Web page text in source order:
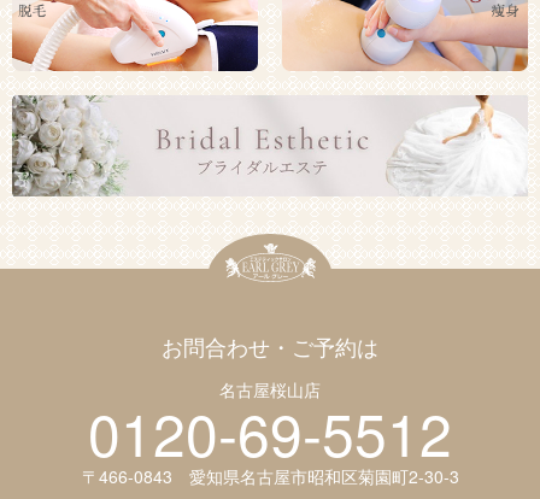
お問合わせ・ご予約は
名古屋桜山店
0120-69-5512
〒466-0843 愛知県名古屋市昭和区菊園町2-30-3